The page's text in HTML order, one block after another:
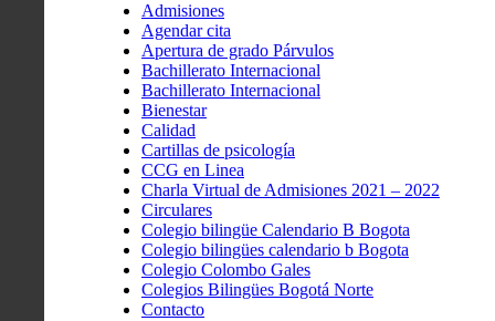
Admisiones
Agendar cita
Apertura de grado Párvulos
Bachillerato Internacional
Bachillerato Internacional
Bienestar
Calidad
Cartillas de psicología
CCG en Linea
Charla Virtual de Admisiones 2021 – 2022
Circulares
Colegio bilingüe Calendario B Bogota
Colegio bilingües calendario b Bogota
Colegio Colombo Gales
Colegios Bilingües Bogotá Norte
Contacto